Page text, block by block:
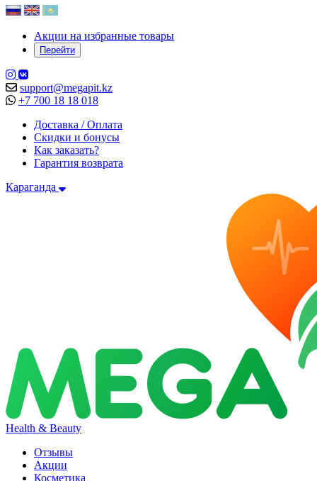
Акции на избранные товары
Перейти
support@megapit.kz
+7 700 18 18 018
Доставка / Оплата
Скидки и бонусы
Как заказать?
Гарантия возврата
Караганда
Health & Beauty
Отзывы
Акции
Косметика